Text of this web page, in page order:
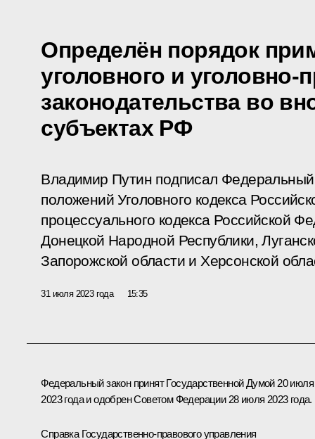
Определён порядок
уголовного и уголовно-
законодательства во
субъектах РФ
Владимир Путин подписал
положений Уголовного кодекса
процессуального кодекса Российской
Донецкой Народной Республики,
Запорожской области и Херсонской
31 июля 2023 года 15:35
Федеральный закон принят Государственной Думой 20 июля
2023 года и одобрен Советом Федерации 28 июля 2023 года.
Справка Государственно-правового управления